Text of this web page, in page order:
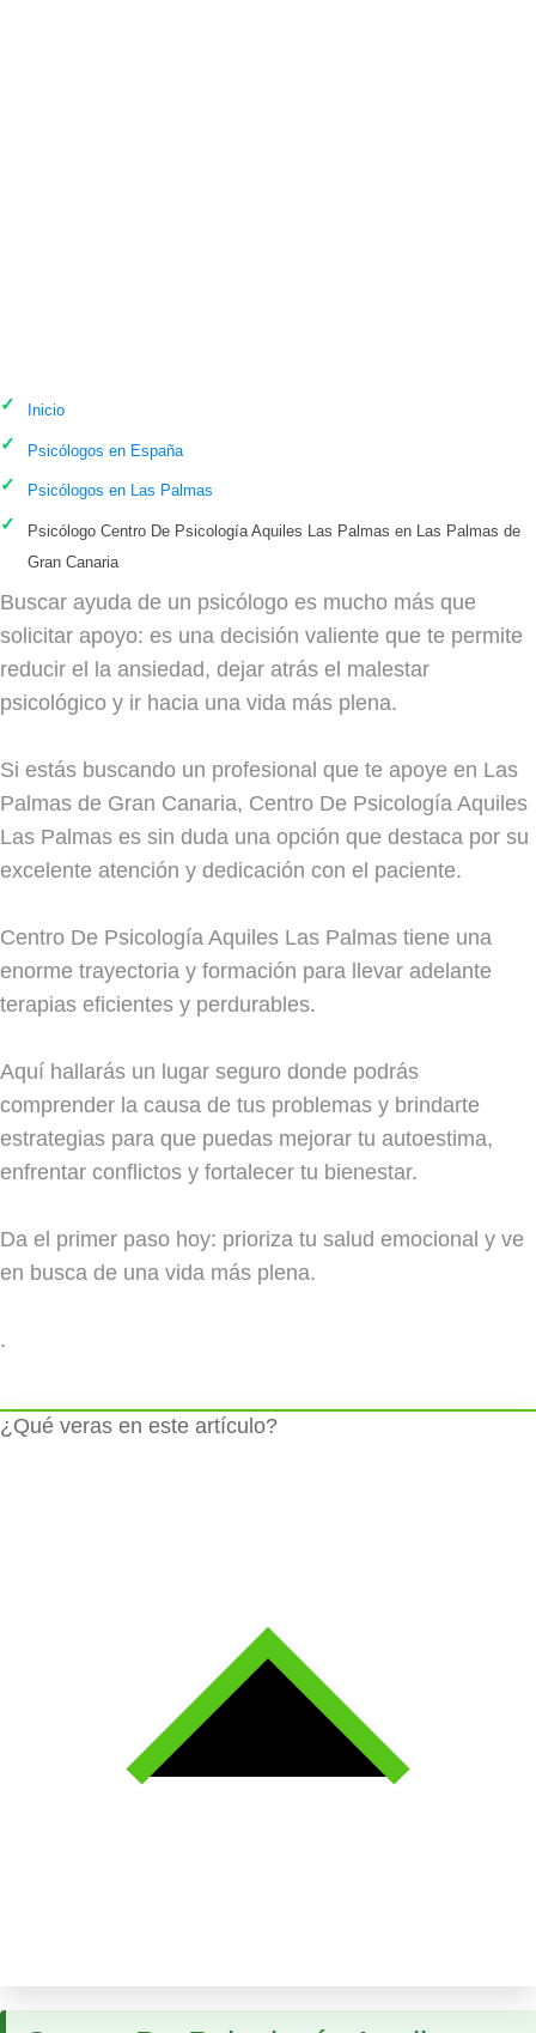
Inicio
Psicólogos en España
Psicólogos en Las Palmas
Psicólogo Centro De Psicología Aquiles Las Palmas en Las Palmas de
Gran Canaria
Buscar ayuda de un psicólogo es mucho más que
solicitar apoyo: es una decisión valiente que te permite
reducir el la ansiedad, dejar atrás el malestar
psicológico y ir hacia una vida más plena.
Si estás buscando un profesional que te apoye en Las
Palmas de Gran Canaria, Centro De Psicología Aquiles
Las Palmas es sin duda una opción que destaca por su
excelente atención y dedicación con el paciente.
Centro De Psicología Aquiles Las Palmas tiene una
enorme trayectoria y formación para llevar adelante
terapias eficientes y perdurables.
Aquí hallarás un lugar seguro donde podrás
comprender la causa de tus problemas y brindarte
estrategias para que puedas mejorar tu autoestima,
enfrentar conflictos y fortalecer tu bienestar.
Da el primer paso hoy: prioriza tu salud emocional y ve
en busca de una vida más plena.
.
¿Qué veras en este artículo?